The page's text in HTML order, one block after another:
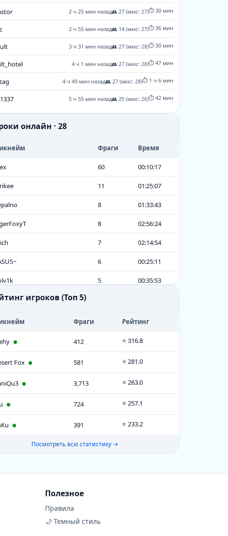
2 ч 25 мин назад👥 27 (макс: 27)⏱️ 30 мин
2 ч 55 мин назад👥 14 (макс: 27)⏱️ 36 мин
3 ч 31 мин назад👥 27 (макс: 28)⏱️ 30 мин
4 ч 1 мин назад👥 27 (макс: 28)⏱️ 47 мин
4 ч 49 мин назад👥 27 (макс: 28)⏱️ 1 ч 6 мин
5 ч 55 мин назад👥 25 (макс: 26)⏱️ 42 мин
онлайн · 28
Фраги Время
60 00:10:17
11 01:25:07
8 01:33:43
8 02:56:24
7 02:14:54
6 00:25:11
5 00:35:53
00:21:29
01:45:59
3 01:38:49
3 00:33:21
3 01:45:22
2
игроков (Топ 5)
Фраги Рейтинг
● 412 ⭐ 316.8
Fox ● 581 ⭐ 281.0
● 3,713 ⭐ 263.0
● 724 ⭐ 257.1
● 391 ⭐ 233.2
Посмотреть всю статистику →
Полезное
Правила
🌙 Темный стиль